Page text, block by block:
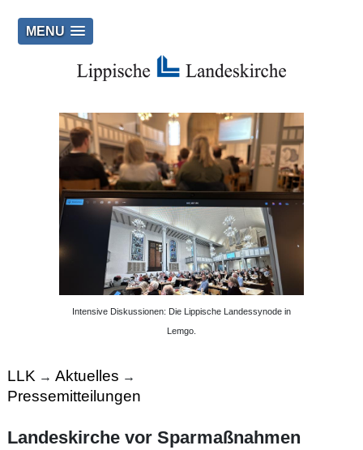
MENU
Intensive Diskussionen: Die Lippische Landessynode in
Lemgo.
LLK → Aktuelles →
Pressemitteilungen
Landeskirche vor Sparmaßnahmen